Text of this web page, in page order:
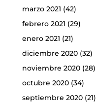
marzo 2021 (42)
febrero 2021 (29)
enero 2021 (21)
diciembre 2020(32)
noviembre 2020(28)
octubre 2020(34)
septiembre 2020(21)